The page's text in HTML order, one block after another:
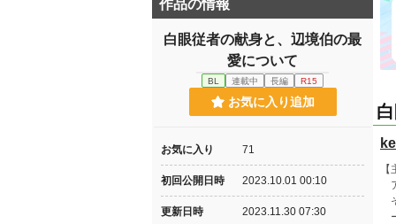
作品の情報
白眼従者の献身と、辺境伯の最
愛について
BL 連載中 長編 R15
お気に入り追加
お気に入り 71
初回公開日時 2023.10.01 00:10
更新日時 2023.11.30 07:30